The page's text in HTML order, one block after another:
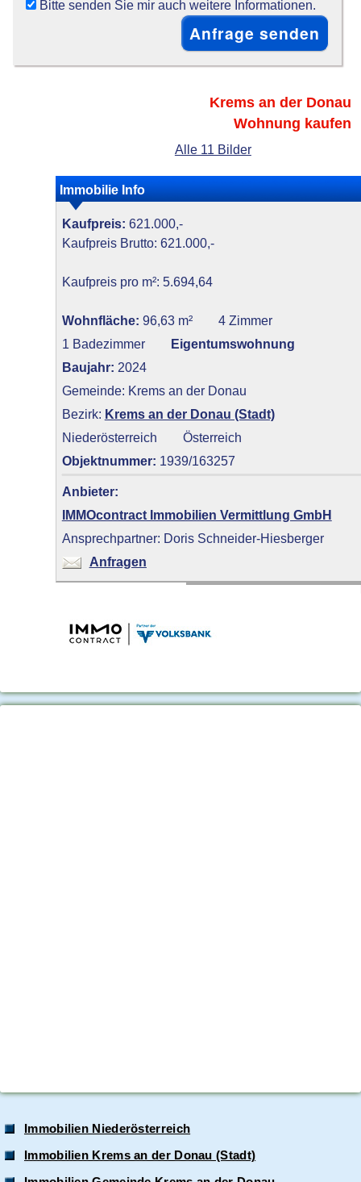
Bitte senden Sie mir auch weitere Informationen.
Krems an der Donau
Wohnung kaufen
Alle 11 Bilder
Immobilie Info
Kaufpreis: 621.000,-
Kaufpreis Brutto: 621.000,-
Kaufpreis pro m²: 5.694,64
Wohnfläche: 96,63 m²
4 Zimmer
1 Badezimmer
Eigentumswohnung
Baujahr: 2024
Gemeinde: Krems an der Donau
Bezirk: Krems an der Donau (Stadt)
Niederösterreich
Österreich
Objektnummer: 1939/163257
Anbieter:
IMMOcontract Immobilien Vermittlung GmbH
Ansprechpartner: Doris Schneider-Hiesberger
Anfragen
Immobilien Niederösterreich
Immobilien Krems an der Donau (Stadt)